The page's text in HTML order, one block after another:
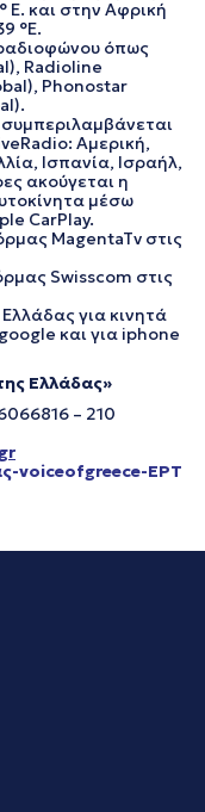
E. και στην Αφρική
°E.
όπως
Radioline
Phonostar
Αμερική,
Ισπανία, Ισραήλ,
ακούγεται η
μέσω
CarPlay.
MagentaTv στις
Swisscom στις
για κινητά
και για iphone
Ελλάδας»
– 210
voiceofgreece-ΕΡΤ